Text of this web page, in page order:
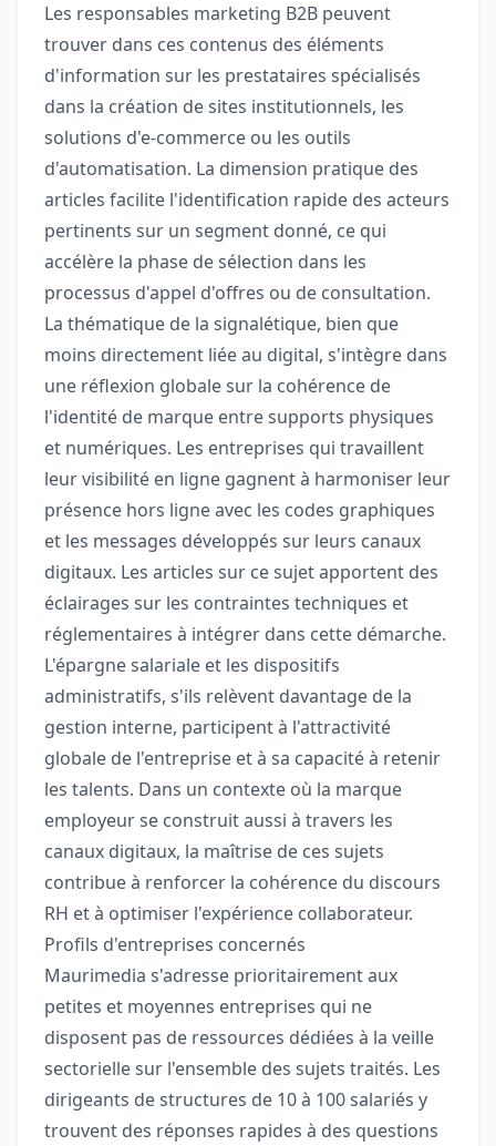
Les responsables marketing B2B peuvent
trouver dans ces contenus des éléments
d'information sur les prestataires spécialisés
dans la création de sites institutionnels, les
solutions d'e-commerce ou les outils
d'automatisation. La dimension pratique des
articles facilite l'identification rapide des acteurs
pertinents sur un segment donné, ce qui
accélère la phase de sélection dans les
processus d'appel d'offres ou de consultation.
La thématique de la signalétique, bien que
moins directement liée au digital, s'intègre dans
une réflexion globale sur la cohérence de
l'identité de marque entre supports physiques
et numériques. Les entreprises qui travaillent
leur visibilité en ligne gagnent à harmoniser leur
présence hors ligne avec les codes graphiques
et les messages développés sur leurs canaux
digitaux. Les articles sur ce sujet apportent des
éclairages sur les contraintes techniques et
réglementaires à intégrer dans cette démarche.
L'épargne salariale et les dispositifs
administratifs, s'ils relèvent davantage de la
gestion interne, participent à l'attractivité
globale de l'entreprise et à sa capacité à retenir
les talents. Dans un contexte où la marque
employeur se construit aussi à travers les
canaux digitaux, la maîtrise de ces sujets
contribue à renforcer la cohérence du discours
RH et à optimiser l'expérience collaborateur.
Profils d'entreprises concernés
Maurimedia s'adresse prioritairement aux
petites et moyennes entreprises qui ne
disposent pas de ressources dédiées à la veille
sectorielle sur l'ensemble des sujets traités. Les
dirigeants de structures de 10 à 100 salariés y
trouvent des réponses rapides à des questions